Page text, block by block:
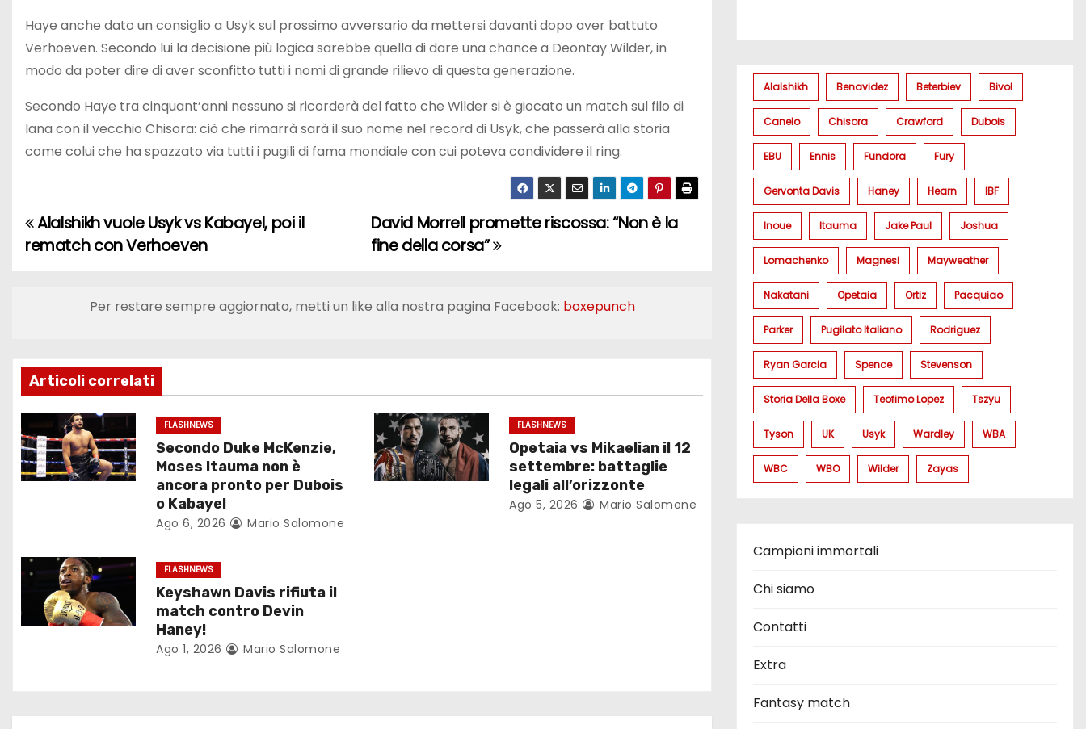
Haye anche dato un consiglio a Usyk sul prossimo avversario da mettersi davanti dopo aver battuto
Verhoeven. Secondo lui la decisione più logica sarebbe quella di dare una chance a Deontay Wilder, in
modo da poter dire di aver sconfitto tutti i nomi di grande rilievo di questa generazione.
Secondo Haye tra cinquant’anni nessuno si ricorderà del fatto che Wilder si è giocato un match sul filo di
lana con il vecchio Chisora: ciò che rimarrà sarà il suo nome nel record di Usyk, che passerà alla storia
come colui che ha spazzato via tutti i pugili di fama mondiale con cui poteva condividere il ring.
N
g
a
z
i
e
r
David Morrell promette riscossa: “Non è la
fine della corsa”
Alalshikh vuole Usyk vs Kabayel, poi il
rematch con Verhoeven
Per restare sempre aggiornato, metti un like alla nostra pagina Facebook: boxepunch
Articoli correlati
FLASHNEWS
Secondo Duke McKenzie,
Moses Itauma non è
ancora pronto per Dubois
o Kabayel
Ago 6, 2026 Mario Salomone
FLASHNEWS
Opetaia vs Mikaelian il 12
settembre: battaglie
legali all’orizzonte
Ago 5, 2026 Mario Salomone
FLASHNEWS
Keyshawn Davis rifiuta il
match contro Devin
Haney!
Ago 1, 2026 Mario Salomone
Alalshikh Benavidez Beterbiev Bivol
Canelo Chisora Crawford Dubois
EBU Ennis Fundora Fury
Gervonta Davis Haney Hearn IBF
Inoue Itauma Jake Paul Joshua
Lomachenko Magnesi Mayweather
Nakatani Opetaia Ortiz Pacquiao
Parker Pugilato Italiano Rodriguez
Ryan Garcia Spence Stevenson
Storia Della Boxe Teofimo Lopez Tszyu
Tyson UK Usyk Wardley WBA
WBC WBO Wilder Zayas
Campioni immortali
Chi siamo
Contatti
Extra
Fantasy match